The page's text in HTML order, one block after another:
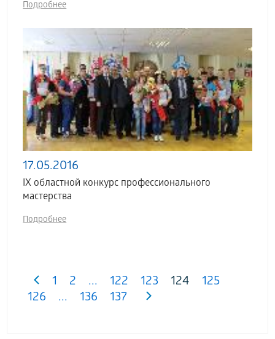
Подробнее
17.05.2016
IX областной конкурс профессионального
мастерства
Подробнее
1 2 ... 122 123 124
125
126
... 136 137